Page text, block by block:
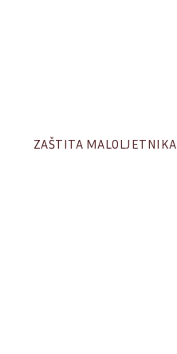
ZAŠTITA MALOLJETNIKA